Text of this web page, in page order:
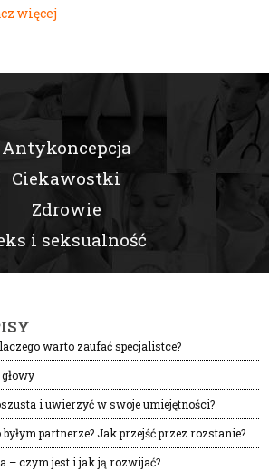
więcej
Antykoncepcja
Ciekawostki
Zdrowie
i seksualność
warto zaufać specjalistce?
i uwierzyć w swoje umiejętności?
partnerze? Jak przejść przez rozstanie?
– czym jest i jak ją rozwijać?